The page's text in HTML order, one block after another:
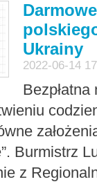
Ukrainy
2022-06-14
Burmistrz
z